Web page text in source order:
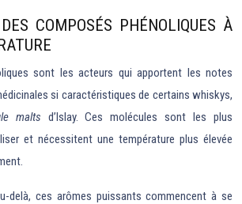
COMPOSÉS PHÉNOLIQUES À
sont les acteurs qui apportent les notes
si caractéristiques de certains whiskys,
malts d’Islay. Ces molécules sont les plus
et nécessitent une température plus élevée
delà, ces arômes puissants commencent à se